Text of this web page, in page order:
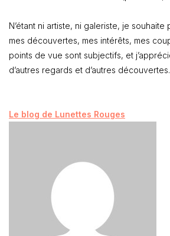
N’étant ni artiste, ni galeriste, je
mes découvertes, mes intérêts, mes
points de vue sont subjectifs, et
d’autres regards et d’autres découvertes.
Le blog de Lunettes Rouges